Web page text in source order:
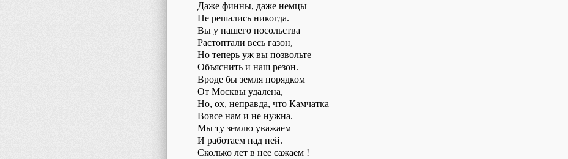
Даже финны, даже немцы
Не решались никогда.
Вы у нашего посольства
Растоптали весь газон,
Но теперь уж вы позвольте
Объяснить и наш резон.
Вроде бы земля порядком
От Москвы удалена,
Но, ох, неправда, что Камчатка
Вовсе нам и не нужна.
Мы ту землю уважаем
И работаем над ней.
Сколько лет в нее сажаем !